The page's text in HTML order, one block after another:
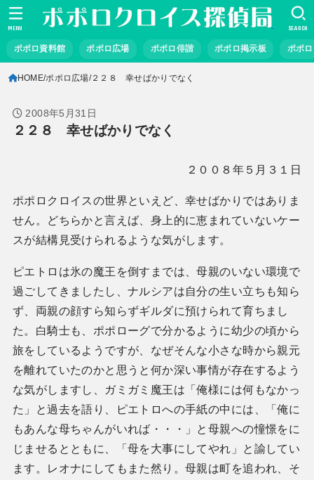
ポポロ資料館 ポポロ広場 ポポロ俳諧 ポポロ掲示板 ポポ
SEARCH
MENU
HOME ポポロ広場 ２２８ 幸せばかりでなく
2008年5月31日
２２８ 幸せばかりでなく
２００８年５月３１日
ポポロクロイスの世界といえど、幸せばかりではありま
せん。どちらかと言えば、身上的に恵まれていないケー
スが結構見受けられるような気がします。
ピエトロは氷の魔王を倒すまでは、母親のいない環境で
過ごしてきましたし、ナルシアは自分の生い立ちも知ら
ず、両親の顔すら知らずギルダに預けられて育ちまし
た。白騎士も、ポポローグで分かるように幼少の頃から
旅をしているようですが、なぜそんな小さな時から親元
を離れていたのかと思うと何か深い事情が存在するよう
な気がしますし、ガミガミ魔王は「俺様には何もなかっ
た」と過去を語り、ピエトロへの手紙の中には、「俺に
もあんな母ちゃんがいれば・・・」と母親への憧憬をに
じませるとともに、「母を大事にしてやれ」と諭してい
ます。レオナにしてもまた然り。母親は町を追われ、そ